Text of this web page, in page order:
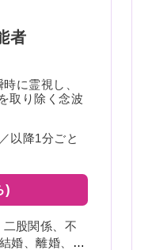
者
に霊視し、
取り除く念波
以降1分ごと
)
股関係、不
婚、離婚、夫